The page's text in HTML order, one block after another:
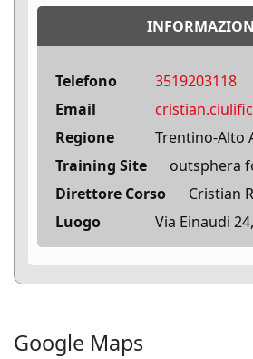
Telefono
3519203118
Email
Regione
Trentino-Alto
Training Site
outsphera
Direttore Corso
Cristian
Luogo
Via Einaudi
Google Maps